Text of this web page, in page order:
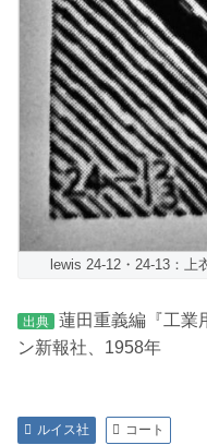
lewis 24-12・24-13：
出典
蓮田重義編『工業
ン新報社、1958年
ルイス社 コート